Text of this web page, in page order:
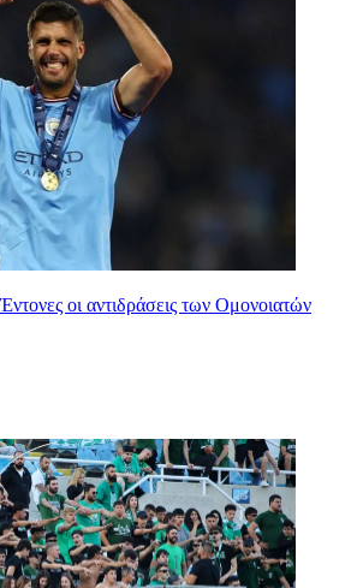
οι αντιδράσεις των Ομονοιατών